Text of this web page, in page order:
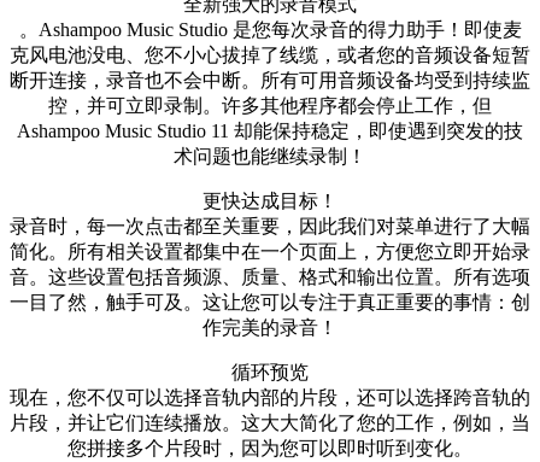
。Ashampoo Music Studio 是您每次录音的得力助手！即使麦
克风电池没电、您不小心拔掉了线缆，或者您的音频设备短暂
断开连接，录音也不会中断。所有可用音频设备均受到持续监
控，并可立即录制。许多其他程序都会停止工作，但
Ashampoo Music Studio 11 却能保持稳定，即使遇到突发的技
术问题也能继续录制！
更快达成目标！
录音时，每一次点击都至关重要，因此我们对菜单进行了大幅
简化。所有相关设置都集中在一个页面上，方便您立即开始录
音。这些设置包括音频源、质量、格式和输出位置。所有选项
一目了然，触手可及。这让您可以专注于真正重要的事情：创
作完美的录音！
循环预览
现在，您不仅可以选择音轨内部的片段，还可以选择跨音轨的
片段，并让它们连续播放。这大大简化了您的工作，例如，当
您拼接多个片段时，因为您可以即时听到变化。